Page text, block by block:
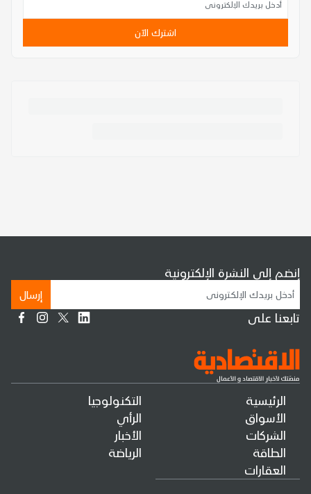
اشترك الآن
الرئيسية
الأسواق
الشركات
الطاقة
العقارات
التكنولوجيا
الرأي
الأخبار
الرياضة
إنضم إلى النشرة الإلكترونية
إرسال
تابعنا على